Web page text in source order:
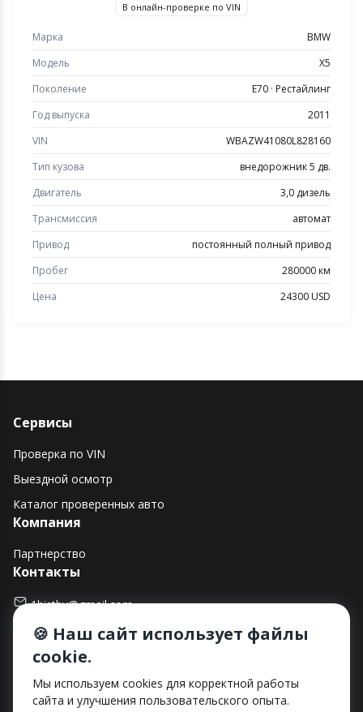
В онлайн-проверке по VIN
Марка
BMW
Модель
X5
Поколение
E70 · Рестайлинг
Год выпуска
2011
VIN
WBAZW41080L828160
Тип кузова
внедорожник 5 дв.
Двигатель
3,0 дизель
Трансмиссия
автомат
Привод
постоянный полный привод
Пробег
280000 км
Цена
24300 USD
Сервисы
Проверка по VIN
Выездной осмотр
Каталог проверенных авто
Компания
Партнерство
Контакты
1histby@gmail.com
+375 (29) 182-90-00
г. Минск, ул. Макаенка, д. 12Е, пом. 282
Способы оплаты
🍪 Наш сайт использует файлы
cookie.
Мы используем cookies для корректной работы
сайта и улучшения пользовательского опыта.